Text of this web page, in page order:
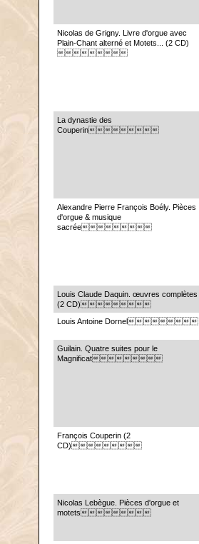
Nicolas de Grigny. Livre d'orgue avec
Plain-Chant alterné et Motets... (2 CD)
La dynastie des
Couperin
Alexandre Pierre François Boély. Pièces
d'orgue & musique
sacrée
Louis Claude Daquin. œuvres complètes
(2 CD)
Louis Antoine Dornel
Guilain. Quatre suites pour le
Magnificat
François Couperin (2
CD)
Nicolas Lebègue. Pièces d'orgue et
motets